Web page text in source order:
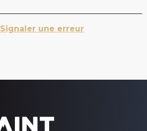
Signaler une erreur